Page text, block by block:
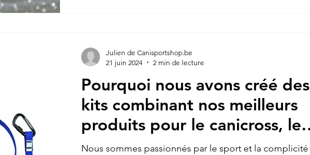
Pourquoi nous avons créé des
kits combinant nos meilleurs
produits pour le canicross, le
canivtt et le canitrail ?
Nous sommes passionnés par le sport et la complicité
Julien de Canisportshop.be
21 juin 2024
2 min de lecture